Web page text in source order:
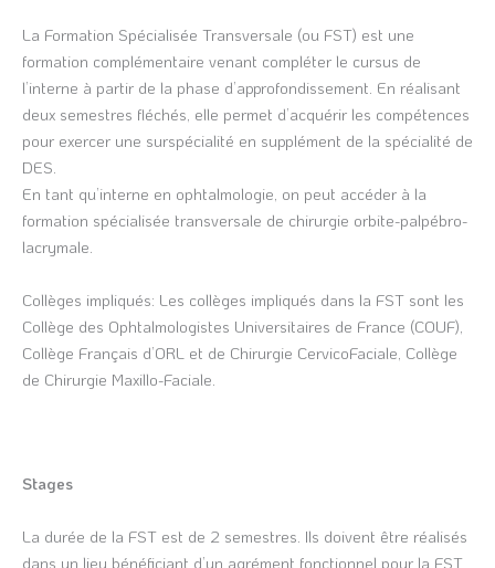
La Formation Spécialisée Transversale (ou FST) est une
formation complémentaire venant compléter le cursus de
l’interne à partir de la phase d’approfondissement. En réalisant
deux semestres fléchés, elle permet d’acquérir les compétences
pour exercer une surspécialité en supplément de la spécialité de
DES.
En tant qu’interne en ophtalmologie, on peut accéder à la
formation spécialisée transversale de chirurgie orbite-palpébro-
lacrymale.
Collèges impliqués: Les collèges impliqués dans la FST sont les
Collège des Ophtalmologistes Universitaires de France (COUF),
Collège Français d’ORL et de Chirurgie CervicoFaciale, Collège
de Chirurgie Maxillo-Faciale.
Stages
La durée de la FST est de 2 semestres. Ils doivent être réalisés
dans un lieu bénéficiant d’un agrément fonctionnel pour la FST